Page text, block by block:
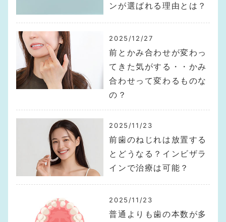
ンが選ばれる理由とは？
2025/12/27
前とかみ合わせが変わっ
てきた気がする・・かみ
合わせって変わるものな
の？
2025/11/23
前歯のねじれは放置する
とどうなる？インビザラ
インで治療は可能？
2025/11/23
普通よりも歯の本数が多